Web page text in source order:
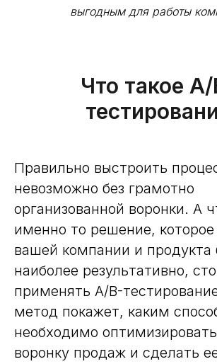
выгодным для работы
Что такое
Правильно выстроить
невозможно без грамотно
организованной воронки. А
именно то решение, которое
вашей компании и продукта
наиболее результативно,
применять A/B-
метод покажет, каким
необходимо
воронку продаж и сделать